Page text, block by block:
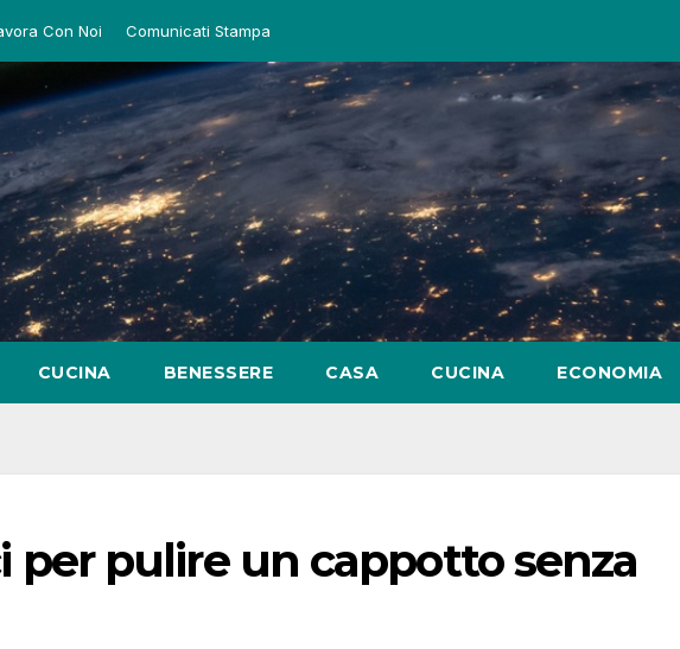
Con Noi Comunicati Stampa
CUCINA BENESSERE CASA CUCINA ECONOMIA
per pulire un cappotto senza